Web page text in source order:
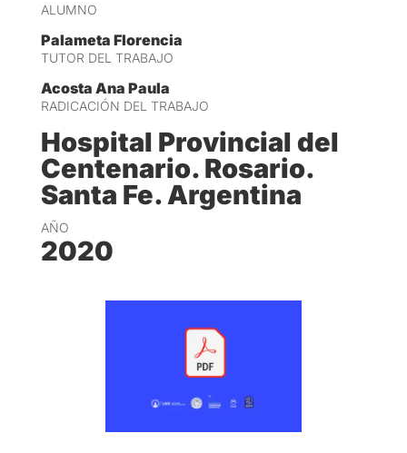
ALUMNO
Palameta Florencia
TUTOR DEL TRABAJO
Acosta Ana Paula
RADICACIÓN DEL TRABAJO
Hospital Provincial del
Centenario. Rosario.
Santa Fe. Argentina
AÑO
2020